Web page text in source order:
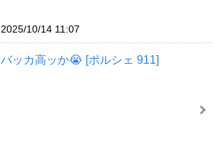
2025/10/14 11:07
バッカ高ッか😭 [ポルシェ 911]